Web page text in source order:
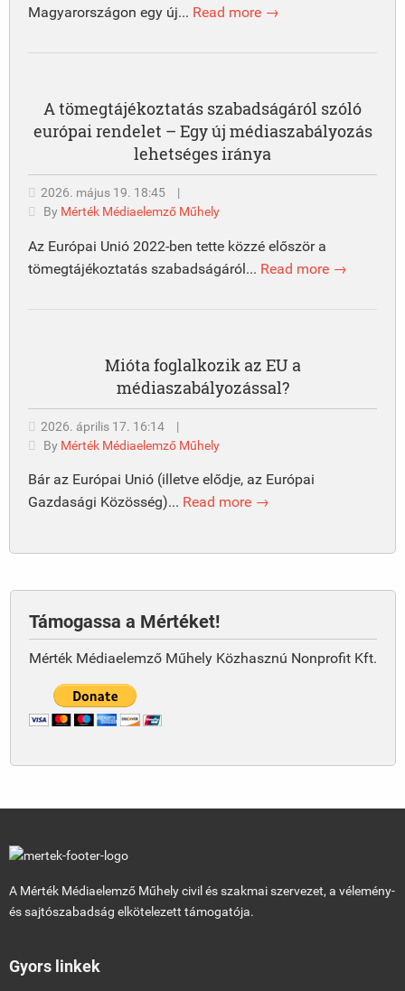
Magyarországon egy új... Read more →
A tömegtájékoztatás szabadságáról szóló
európai rendelet – Egy új médiaszabályozás
lehetséges iránya
2026. május 19. 18:45
|
By Mérték Médiaelemző Műhely
Az Európai Unió 2022-ben tette közzé először a
tömegtájékoztatás szabadságáról... Read more →
Mióta foglalkozik az EU a
médiaszabályozással?
2026. április 17. 16:14
|
By Mérték Médiaelemző Műhely
Bár az Európai Unió (illetve elődje, az Európai
Gazdasági Közösség)... Read more →
Támogassa a Mértéket!
Mérték Médiaelemző Műhely Közhasznú Nonprofit Kft.
A Mérték Médiaelemző Műhely civil és szakmai szervezet, a vélemény-
és sajtószabadság elkötelezett támogatója.
Gyors linkek